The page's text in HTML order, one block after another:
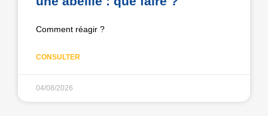
Comment réagir ?
CONSULTER
04/08/2026